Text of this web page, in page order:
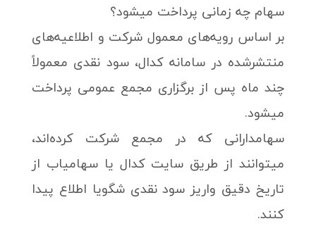
سهام چه زمانی پرداخت میشود؟
بر اساس رویه‌های معمول شرکت و اطلاعیه‌های
منتشرشده در سامانه کدال، سود نقدی معمولاً
چند ماه پس از برگزاری مجمع عمومی پرداخت
میشود.
سهامدارانی که در مجمع شرکت کرده‌اند،
میتوانند از طریق سایت کدال یا سهامیاب از
تاریخ دقیق واریز سود نقدی شگویا اطلاع پیدا
کنند.